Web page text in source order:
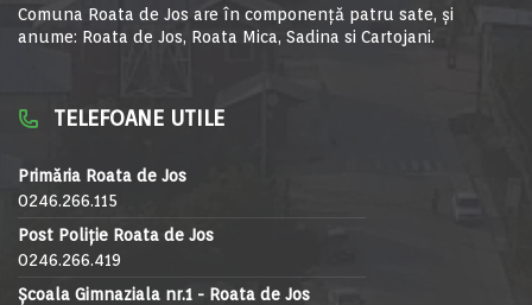
Comuna Roata de Jos are în componență patru sate, și
anume: Roata de Jos, Roata Mica, Sadina si Cartojani.
TELEFOANE UTILE
Primăria Roata de Jos
0246.266.115
Post Poliție Roata de Jos
0246.266.419
Școala Gimnaziala nr.1 - Roata de Jos